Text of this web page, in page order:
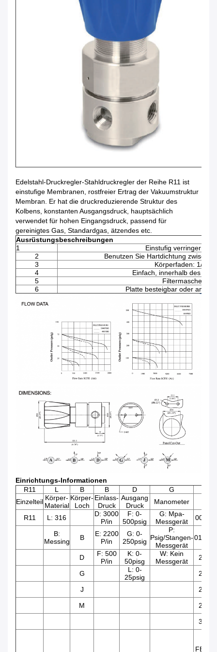
Edelstahl-Druckregler-Stahldruckregler der Reihe R11 ist
einstufige Membranen, rostfreier Ertrag der Vakuumstruktur
Membran. Er hat die druckreduzierende Struktur des
Kolbens, konstanten Ausgangsdruck, hauptsächlich
verwendet für hohen Eingangsdruck, passend für
gereinigtes Gas, Standardgas, ätzendes etc.
Ausrüstungsbeschreibungen
1
Einstufig verringern
2
Benutzen Sie Hartdichtung
3
Körperfaden: 1/4"
4
Einfach, innerhalb des
5
6
Platte besteigbar oder an der
Einrichtungs-Informationen
R11
L B B D G
Einzelteil Körper-
Material
Körper-
Loch
Einlass-
Druck
Ausgang
Druck
Manometer
R11
L: 316
D: 3000
P/in
F: 0-
500psig
G: Mpa-
Messgerät
00:1/4
B:
Messing
B
E: 2200
P/in
G: 0-
250psig
P:
Psig/Stangen-
Messgerät
01:1/4
D
F: 500
P/in
K: 0-
50pisg
W: Kein
Messgerät
23:
G
L: 0-
25psig
24:
J 27:
M 28:
30: